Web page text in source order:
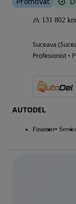
131 802 km
Suceava
Profesionist •
AUTODEL
Finantare